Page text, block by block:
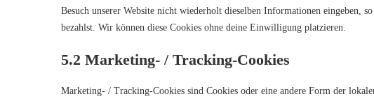
Besuch unserer Website nicht wiederholt dieselben Informationen eingeben,
bezahlst. Wir können diese Cookies ohne deine Einwilligung platzieren.
5.2 Marketing- / Tracking-Cookies
Marketing- / Tracking-Cookies sind Cookies oder eine andere Form der